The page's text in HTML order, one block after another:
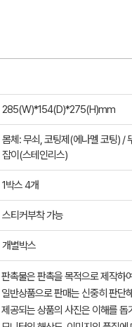
285(W)*154(D)*275(H)mm
몸체: 무쇠, 코팅제(에나멜 코팅) /
잡이(스테인리스)
1박스 4개
스티커부착 가능
개별박스
판촉물은 판촉을 목적으로 제작하
일반상품으로 판매는 신중히 판단
제공되는 상품의 사진은 이해를